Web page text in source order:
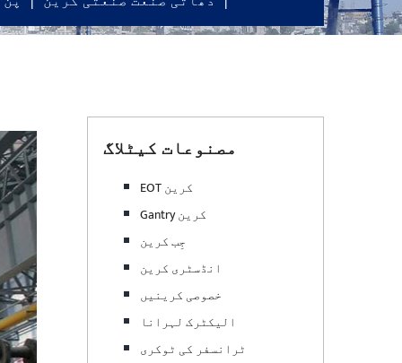
مصنوعات کیٹلاگ
EOT کرین
Gantry کرین
جِب کرین
انڈسٹری کرین
خصوصی کرینیں
الیکٹرک لہرانا
ٹرانسفر کی ٹوکری